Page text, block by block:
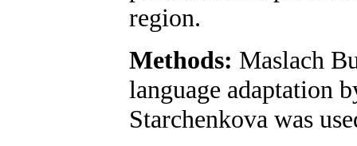
region.
Methods: Maslach
language adaptation
Starchenkova was